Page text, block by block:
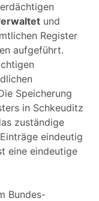
und
Register
aufgeführt.
Speicherung
in Schkeuditz
zuständige
eindeutig
eine eindeutige
Bundes-